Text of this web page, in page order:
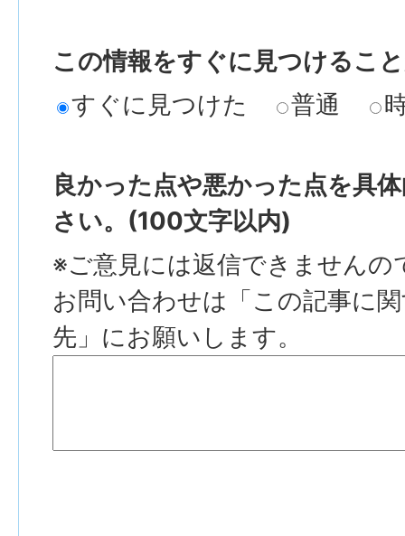
この情報をすぐに見つけるこ
すぐに見つけた
普通
良かった点や悪かった点を具
さい。(100文字以内)
※ご意見には返信できませんの
お問い合わせは「この記事に
先」にお願いします。